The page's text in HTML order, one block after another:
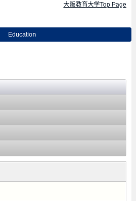
大阪教育大学Top Page
Education